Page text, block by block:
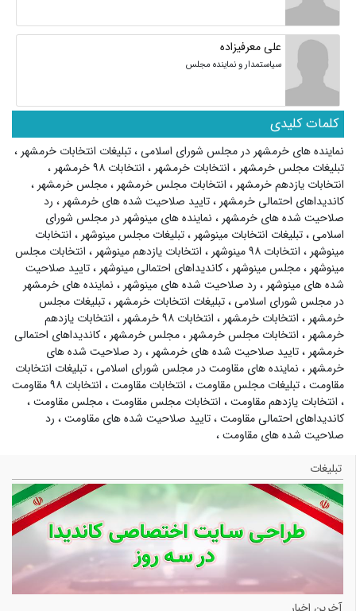
علی معرفیزاده
سیاستمدار و نماینده مجلس
کلمات کلیدی
نماینده های خرمشهر در مجلس شورای اسلامی،تبلیغات انتخابات خرمشهر ،
تبلیغات مجلس خرمشهر ، انتخابات خرمشهر ، انتخابات ۹۸ خرمشهر
،
انتخابات یازدهم خرمشهر ، انتخابات مجلس خرمشهر ،مجلس خرمشهر ،
کاندیداهای احتمالی خرمشهر ،تایید صلاحیت شده های خرمشهر ، رد
صلاحیت شده های خرمشهر ، نماینده های مینوشهر در مجلس شورای
اسلامی،تبلیغات انتخابات مینوشهر ،تبلیغات مجلس مینوشهر ، انتخابات
مینوشهر ، انتخابات ۹۸ مینوشهر ، انتخابات یازدهم مینوشهر ، انتخابات مجلس
مینوشهر ،مجلس مینوشهر ،کاندیداهای احتمالی مینوشهر ،تایید صلاحیت
شده های مینوشهر ، رد صلاحیت شده های مینوشهر ، نماینده های خرمشهر
در مجلس شورای اسلامی،تبلیغات انتخابات خرمشهر ،تبلیغات مجلس
خرمشهر ، انتخابات خرمشهر ، انتخابات ۹۸ خرمشهر ، انتخابات یازدهم
خرمشهر ، انتخابات مجلس خرمشهر ،مجلس خرمشهر ،کاندیداهای احتمالی
خرمشهر ،تایید صلاحیت شده های خرمشهر ، رد صلاحیت شده های
خرمشهر ، نماینده های مقاومت در مجلس شورای اسلامی،تبلیغات انتخابات
مقاومت،تبلیغات مجلس مقاومت، انتخابات مقاومت، انتخابات ۹۸ مقاومت
، انتخابات یازدهم مقاومت، انتخابات مجلس مقاومت،مجلس مقاومت،
کاندیداهای احتمالی مقاومت،تایید صلاحیت شده های مقاومت، رد
صلاحیت شده های مقاومت،
تبلیغات